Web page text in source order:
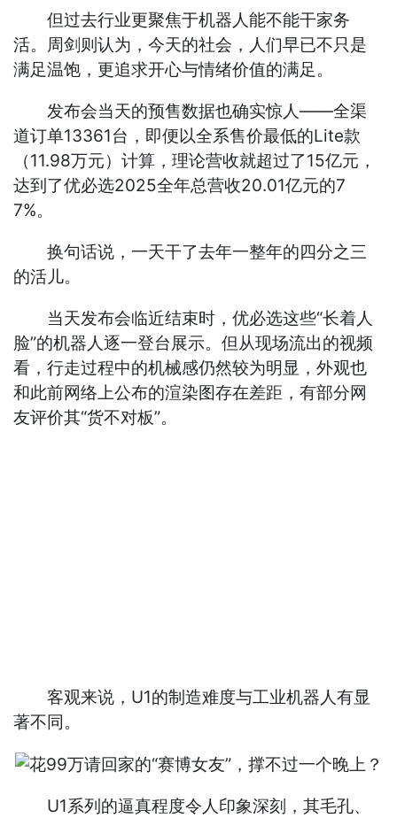
但过去行业更聚焦于机器人能不能干家务
活。周剑则认为，今天的社会，人们早已不只是
满足温饱，更追求开心与情绪价值的满足。
发布会当天的预售数据也确实惊人——全渠
道订单13361台，即便以全系售价最低的Lite款
（11.98万元）计算，理论营收就超过了15亿元，
达到了优必选2025全年总营收20.01亿元的7
7%。
换句话说，一天干了去年一整年的四分之三
的活儿。
当天发布会临近结束时，优必选这些“长着人
脸”的机器人逐一登台展示。但从现场流出的视频
看，行走过程中的机械感仍然较为明显，外观也
和此前网络上公布的渲染图存在差距，有部分网
友评价其“货不对板”。
客观来说，U1的制造难度与工业机器人有显
著不同。
U1系列的逼真程度令人印象深刻，其毛孔、